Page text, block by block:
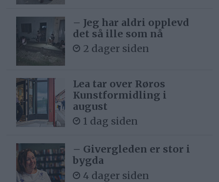
– Jeg har aldri opplevd
det så ille som nå
2 dager siden
Lea tar over Røros
Kunstformidling i
august
1 dag siden
– Givergleden er stor i
bygda
4 dager siden